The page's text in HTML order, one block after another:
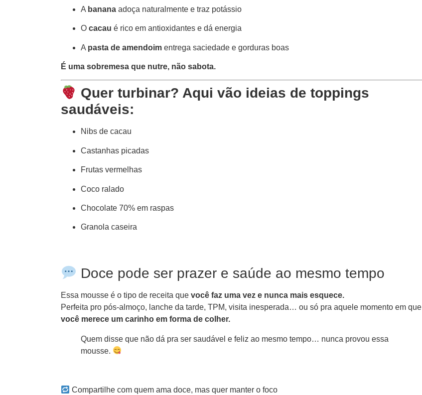
A banana adoça naturalmente e traz potássio
O cacau é rico em antioxidantes e dá energia
A pasta de amendoim entrega saciedade e gorduras boas
É uma sobremesa que nutre, não sabota.
Quer turbinar? Aqui vão ideias de toppings
saudáveis:
Nibs de cacau
Castanhas picadas
Frutas vermelhas
Coco ralado
Chocolate 70% em raspas
Granola caseira
Doce pode ser prazer e saúde ao mesmo tempo
Essa mousse é o tipo de receita que você faz uma vez e nunca mais esquece.
Perfeita pro pós-almoço, lanche da tarde, TPM, visita inesperada… ou só pra aquele momento em que
você merece um carinho em forma de colher.
Quem disse que não dá pra ser saudável e feliz ao mesmo tempo… nunca provou essa
mousse.
Compartilhe com quem ama doce, mas quer manter o foco